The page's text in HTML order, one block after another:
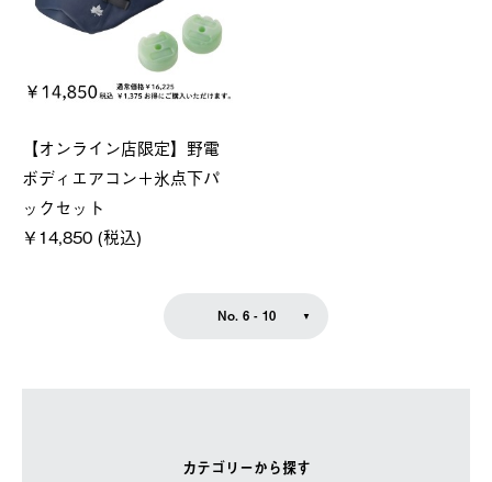
カテゴリーから探す
【オンライン店限定】野電
ボディエアコン＋氷点下パ
ックセット
￥14,850 (税込)
No. 6 - 10